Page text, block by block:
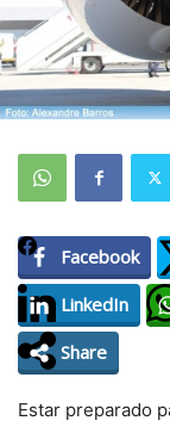
Facebook
LinkedIn
Share
Estar preparado